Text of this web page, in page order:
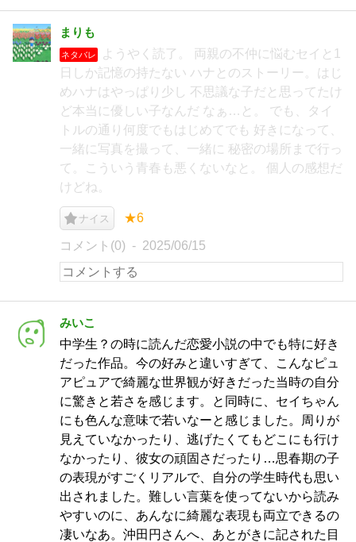
まりも
ネタバレ
ようやく読了。 両親の不仲に悩むセイと1
日しか記憶の持たない ハナとのストーリー。はじ
めハナはやっぱり少し 不思議な子だと思ってたけ
ど本当に優しい子なんだ なぁ…と。 でも、タイ
トルの通り何度でもはじめてでも 好きになって、
一緒に写真を撮って、一緒に 秘密の場所まで行っ
て。こういう青春も悪くないなと。 個人の感想だ
けどね。
ナイス ★6
コメント(0) 2025/06/15
みいこ
中学生？の時に読んだ恋愛小説の中でも特に好き
だった作品。今の好みと違いすぎて、こんなピュ
アピュアで綺麗な世界観が好きだった当時の自分
に驚きと若さを感じます。と同時に、セイちゃん
にも色んな意味で若いなーと感じました。周りが
見えていなかったり、逃げたくてもどこにも行け
なかったり、彼女の頑固さだったり…思春期の子
の表現がすごくリアルで、自分の学生時代も思い
出されました。難しい言葉を使ってないから読み
やすいのに、あんなに綺麗な表現も両立できるの
凄いなあ。沖田円さんへ、あとがきに記された目